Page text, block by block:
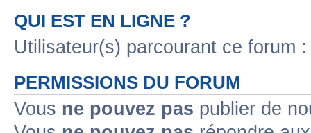
QUI EST EN LIGNE ?
Utilisateur(s) parcourant ce forum
PERMISSIONS DU FORUM
Vous ne pouvez pas publier de